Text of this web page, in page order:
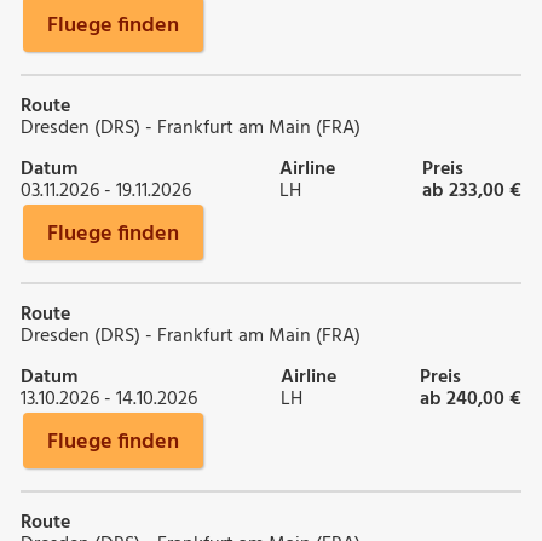
Fluege finden
Route
Dresden (DRS) - Frankfurt am Main (FRA)
Datum
03.11.2026 - 19.11.2026
Airline
LH
Preis
ab 233,00 €
Fluege finden
Route
Dresden (DRS) - Frankfurt am Main (FRA)
Datum
13.10.2026 - 14.10.2026
Airline
LH
Preis
ab 240,00 €
Fluege finden
Route